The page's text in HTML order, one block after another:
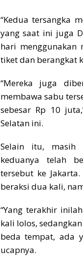
“Kedua tersangka
yang saat ini juga
hari
tiket dan berangkat
“Mereka juga
membawa sabu
sebesar Rp 10
Selatan ini.
Selain itu, masih
keduanya telah
tersebut ke
beraksi dua kali,
“Yang terakhir
kali lolos,
beda tempat, ada
ucapnya.